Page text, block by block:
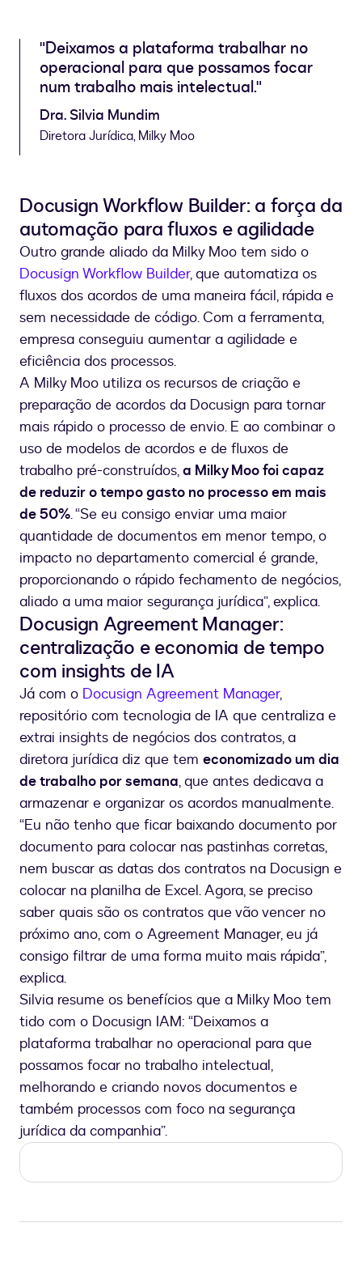
"Deixamos a plataforma trabalhar no
operacional para que possamos focar
num trabalho mais intelectual."
Dra. Silvia Mundim
Diretora Jurídica, Milky Moo
Docusign Workflow Builder: a força da
automação para fluxos e agilidade
Outro grande aliado da Milky Moo tem sido o
Docusign Workflow Builder, que automatiza os
fluxos dos acordos de uma maneira fácil, rápida e
sem necessidade de código. Com a ferramenta,
empresa conseguiu aumentar a agilidade e
eficiência dos processos.
A Milky Moo utiliza os recursos de criação e
preparação de acordos da Docusign para tornar
mais rápido o processo de envio. E ao combinar o
uso de modelos de acordos e de fluxos de
trabalho pré-construídos,a Milky Moo foi capaz
de reduzir o tempo gasto no processo em mais
de 50%. “Se eu consigo enviar uma maior
quantidade de documentos em menor tempo, o
impacto no departamento comercial é grande,
proporcionando o rápido fechamento de negócios,
aliado a uma maior segurança jurídica”, explica.
Docusign Agreement Manager:
centralização e economia de tempo
com insights de IA
Já com o Docusign Agreement Manager,
repositório com tecnologia de IA que centraliza e
extrai insights de negócios dos contratos, a
diretora jurídica diz que tem economizado um dia
de trabalho por semana, que antes dedicava a
armazenar e organizar os acordos manualmente.
“Eu não tenho que ficar baixando documento por
documento para colocar nas pastinhas corretas,
nem buscar as datas dos contratos na Docusign e
colocar na planilha de Excel. Agora, se preciso
saber quais são os contratos que vão vencer no
próximo ano, com o Agreement Manager, eu já
consigo filtrar de uma forma muito mais rápida”,
explica.
Silvia resume os benefícios que a Milky Moo tem
tido com o Docusign IAM: “Deixamos a
plataforma trabalhar no operacional para que
possamos focar no trabalho intelectual,
melhorando e criando novos documentos e
também processos com foco na segurança
jurídica da companhia”.